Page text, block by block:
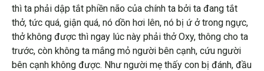
thì ta phải dập tắt phiền não của chính ta bởi ta đang tắt
thở, tức quá, giận quá, nó dồn hơi lên, nó bị ứ ở trong ngực,
thở không được thì ngay lúc này phải thở Oxy, thông cho ta
trước, còn không ta mắng mỏ người bên cạnh, cứu người
bên cạnh không được. Như người mẹ thấy con bị đánh, đầu